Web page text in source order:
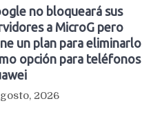
no bloqueará sus
a MicroG pero
un plan para eliminarlo
opción para teléfonos
2026